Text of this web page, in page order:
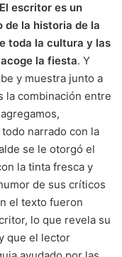
El escritor es un
de la historia de la
toda la cultura y las
la fiesta. Y
y muestra junto a
la combinación entre
narrado con la
se le otorgó el
la tinta fresca y
de sus críticos
el texto fueron
lo que revela su
que el lector